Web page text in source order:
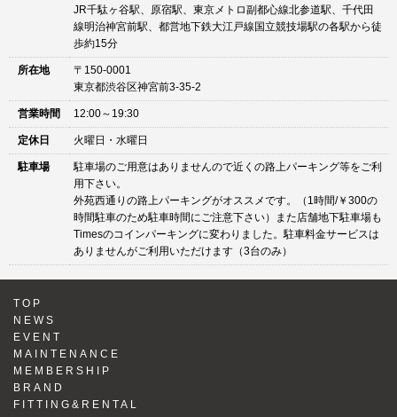
JR千駄ヶ谷駅、原宿駅、東京メトロ副都心線北参道駅、千代田
線明治神宮前駅、都営地下鉄大江戸線国立競技場駅の各駅から徒
歩約15分
所在地
〒150-0001
東京都渋谷区神宮前3-35-2
営業時間 12:00～19:30
定休日 火曜日・水曜日
駐車場
駐車場のご用意はありませんので近くの路上パーキング等をご利
用下さい。
外苑西通りの路上パーキングがオススメです。（1時間/￥300の
時間駐車のため駐車時間にご注意下さい）また店舗地下駐車場も
Timesのコインパーキングに変わりました。駐車料金サービスは
ありませんがご利用いただけます（3台のみ）
TOP
NEWS
EVENT
MAINTENANCE
MEMBERSHIP
BRAND
FITTING&RENTAL